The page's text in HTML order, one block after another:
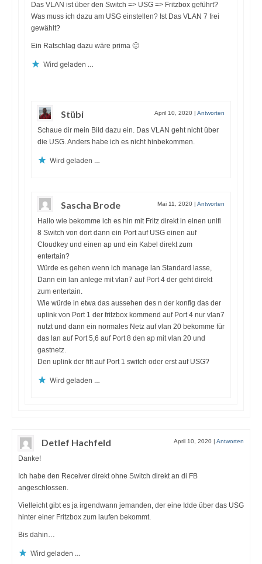
Das VLAN ist über den Switch => USG => Fritzbox geführt?
Was muss ich dazu am USG einstellen? Ist Das VLAN 7 frei
gewählt?
Ein Ratschlag dazu wäre prima 🙂
Wird geladen …
Stübi April 10, 2020 Antworten
Schaue dir mein Bild dazu ein. Das VLAN geht nicht über
die USG. Anders habe ich es nicht hinbekommen.
Wird geladen …
Sascha Brode Mai 11, 2020 Antworten
Hallo wie bekomme ich es hin mit Fritz direkt in einen unifi
8 Switch von dort dann ein Port auf USG einen auf
Cloudkey und einen ap und ein Kabel direkt zum
entertain?
Würde es gehen wenn ich manage lan Standard lasse,
Dann ein lan anlege mit vlan7 auf Port 4 der geht direkt
zum entertain.
Wie würde in etwa das aussehen des n der konfig das der
uplink von Port 1 der fritzbox kommend auf Port 4 nur vlan7
nutzt und dann ein normales Netz auf vlan 20 bekomme für
das lan auf Port 5,6 auf Port 8 den ap mit vlan 20 und
gastnetz.
Den uplink der fift auf Port 1 switch oder erst auf USG?
Wird geladen …
Detlef Hachfeld April 10, 2020 Antworten
Danke!
Ich habe den Receiver direkt ohne Switch direkt an di FB
angeschlossen.
Vielleicht gibt es ja irgendwann jemanden, der eine Idde über das USG
hinter einer Fritzbox zum laufen bekommt.
Bis dahin…
Wird geladen …